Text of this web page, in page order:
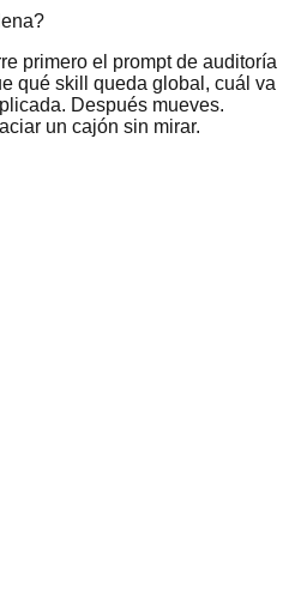
primero el prompt de auditoría
qué skill queda global, cuál va
Después mueves.
un cajón sin mirar.